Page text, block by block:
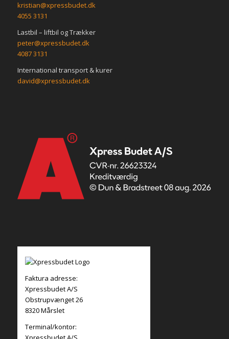
kristian@xpressbudet.dk
4055 3131
Lastbil – liftbil og Trækker
peter@xpressbudet.dk
4087 3131
International transport & kurer
david@xpressbudet.dk
Faktura adresse:
Xpressbudet A/S
Obstrupvænget 26
8320 Mårslet
Terminal/kontor: